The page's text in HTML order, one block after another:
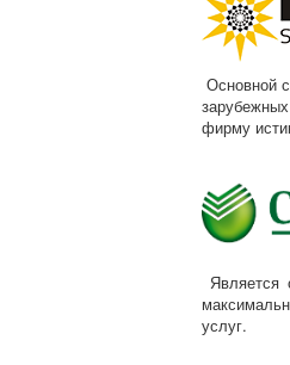
Основной
фирму
Является
услуг.